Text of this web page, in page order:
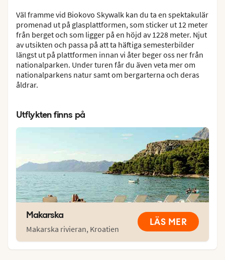
Väl framme vid Biokovo Skywalk kan du ta en spektakulär
promenad ut på glasplattformen, som sticker ut 12 meter
från berget och som ligger på en höjd av 1228 meter. Njut
av utsikten och passa på att ta häftiga semesterbilder
längst ut på plattformen innan vi åter beger oss ner från
nationalparken. Under turen får du även veta mer om
nationalparkens natur samt om bergarterna och deras
åldrar.
Utflykten finns på
Makarska
Makarska rivieran, Kroatien
LÄS MER